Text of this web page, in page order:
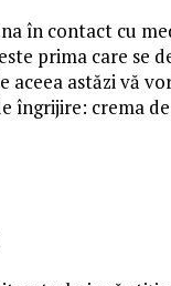
în contact cu
prima care se
astăzi vă
îngrijire: crema